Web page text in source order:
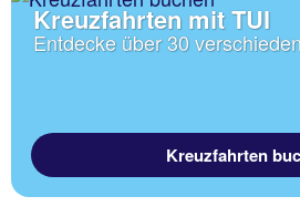
Kreuzfahrten mit TUI
Entdecke über 30
Kreuzfahrten